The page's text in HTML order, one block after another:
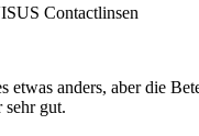
etwas anders, aber die
sehr gut.